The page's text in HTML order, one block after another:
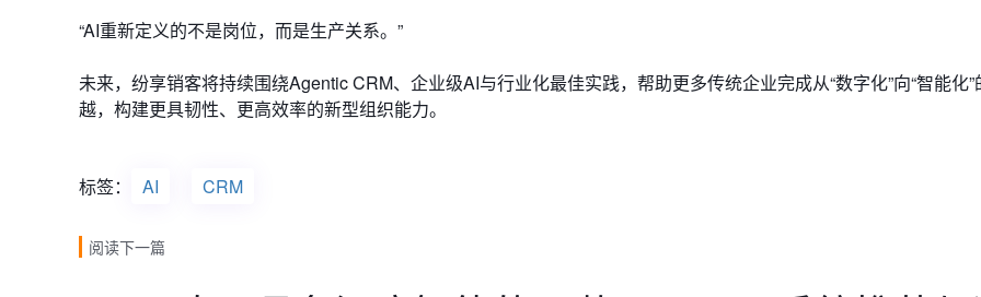
“AI重新定义的不是岗位，而是生产关系。”
未来，纷享销客将持续围绕Agentic CRM、企业级AI与行业化最佳实践，帮助更多传统企业完成从“数字化”向“智能化
越，构建更具韧性、更高效率的新型组织能力。
标签： AI CRM
阅读下一篇